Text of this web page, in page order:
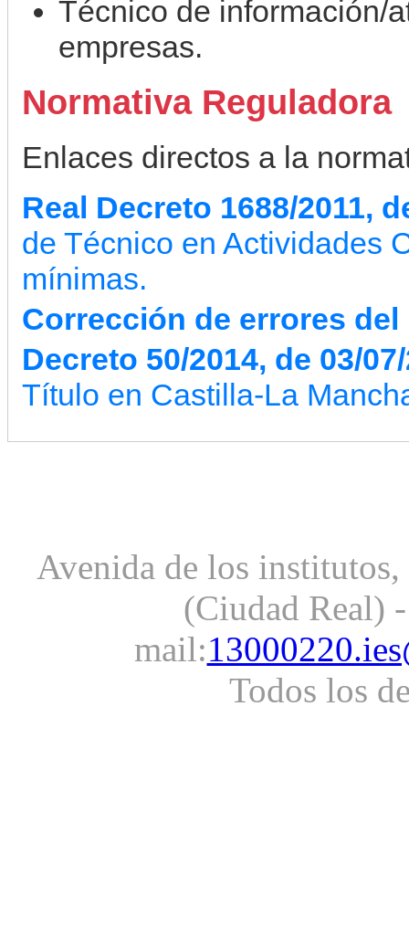
Técnico de información/
empresas.
Normativa Reguladora
Enlaces directos a la
Real Decreto 1688/2011,
de Técnico en Actividades
mínimas.
Corrección de errores del
Decreto 50/2014, de 03/
Título en Castilla-La
Avenida de los
(Ciudad Real)
mail:
Todos los